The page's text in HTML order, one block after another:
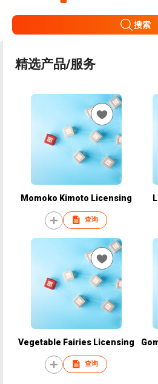
搜索
精选产品/服务
Momoko Kimoto Licensing
查询
Vegetable Fairies Licensing
查询